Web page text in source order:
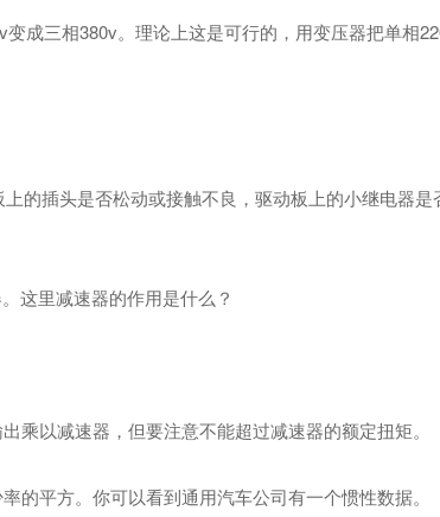
三相380v。理论上这是可行的，用变压器把单相
插头是否松动或接触不良，驱动板上的小继电器是
这里减速器的作用是什么？
以减速器，但要注意不能超过减速器的额定扭矩。
平方。你可以看到通用汽车公司有一个惯性数据。